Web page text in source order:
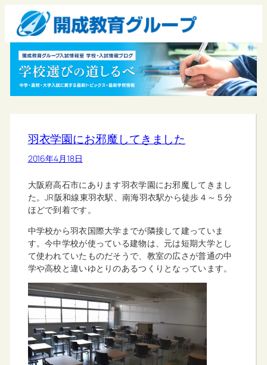
羽衣学園にお邪魔してきました
2016年4月18日
大阪府高石市にあります羽衣学園にお邪魔してきまし
た。JR阪和線東羽衣駅、南海羽衣駅から徒歩４～５分
ほどで到着です。
中学校から羽衣国際大学までが隣接して建っていま
す。今中学校が使っている建物は、元は短期大学とし
て使われていたものだそうで、教室の広さが普通の中
学や高校と違いゆとりのあるつくりとなっています。